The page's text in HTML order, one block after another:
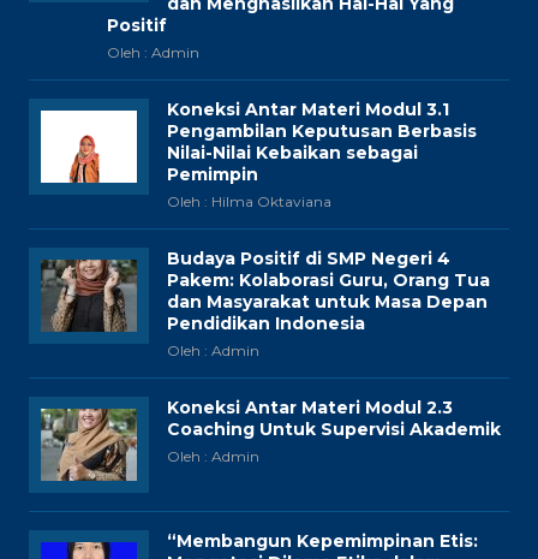
Positif
Oleh : Admin
Koneksi Antar Materi Modul 3.1
Pengambilan Keputusan Berbasis
Nilai-Nilai Kebaikan sebagai
Pemimpin
Oleh : Hilma Oktaviana
Budaya Positif di SMP Negeri 4
Pakem: Kolaborasi Guru, Orang Tua
dan Masyarakat untuk Masa Depan
Pendidikan Indonesia
Oleh : Admin
Koneksi Antar Materi Modul 2.3
Coaching Untuk Supervisi Akademik
Oleh : Admin
“Membangun Kepemimpinan Etis: